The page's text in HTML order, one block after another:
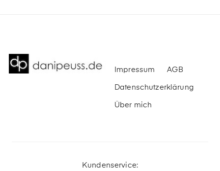
Impressum AGB
Datenschutzerklärung
Über mich
Kundenservice: